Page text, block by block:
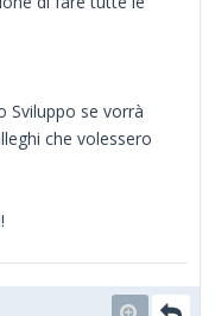
Sviluppo se vorrà
che volessero